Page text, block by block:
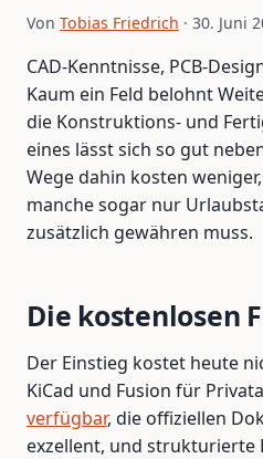
Von Tobias Friedrich · 30. Juni
CAD-Kenntnisse, PCB-
Kaum ein Feld belohnt
die Konstruktions- und
eines lässt sich so gut
Wege dahin kosten
manche sogar nur
zusätzlich gewähren muss.
Die kostenlosen
Der Einstieg kostet heute
KiCad und Fusion für
verfügbar, die offiziellen
exzellent, und strukturierte